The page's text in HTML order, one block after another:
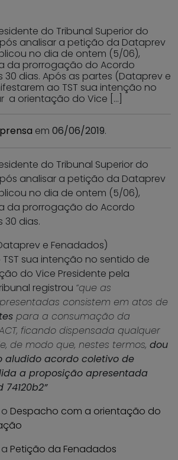
do Tribunal Superior do
analisar a petição da Dataprev
no dia de ontem (5/06),
da prorrogação do Acordo
30 dias. Após as partes (Dataprev e
ao TST sua intenção no
a orientação do Vice […]
em 06/06/2019.
do Tribunal Superior do
analisar a petição da Dataprev
no dia de ontem (5/06),
da prorrogação do Acordo
30 dias.
e Fenadados)
sua intenção no sentido de
do Vice Presidente pela
registrou “que as
consistem em atos de
para a consumação da
ficando dispensada qualquer
de modo que, nestes termos, dou
aludido acordo coletivo de
a proposição apresentada
Despacho com a orientação do
Petição da Fenadados